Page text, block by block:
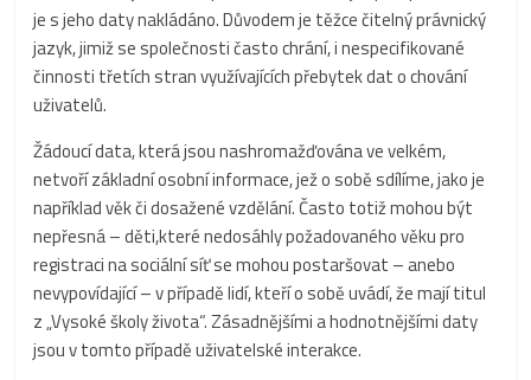
je s jeho daty nakládáno. Důvodem je těžce čitelný právnický
jazyk, jimiž se společnosti často chrání, i nespecifikované
činnosti třetích stran využívajících přebytek dat o chování
uživatelů.
Žádoucí data, která jsou nashromažďována ve velkém,
netvoří základní osobní informace, jež o sobě sdílíme, jako je
například věk či dosažené vzdělání. Často totiž mohou být
nepřesná – děti,které nedosáhly požadovaného věku pro
registraci na sociální síť se mohou postaršovat – anebo
nevypovídající – v případě lidí, kteří o sobě uvádí, že mají titul
z „Vysoké školy života“. Zásadnějšími a hodnotnějšími daty
jsou v tomto případě uživatelské interakce.